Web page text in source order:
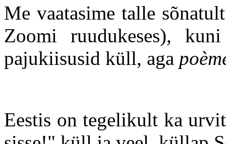
Me vaatasime talle
Zoomi ruudukeses),
pajukiisusid küll, aga
Eestis on tegelikult ka